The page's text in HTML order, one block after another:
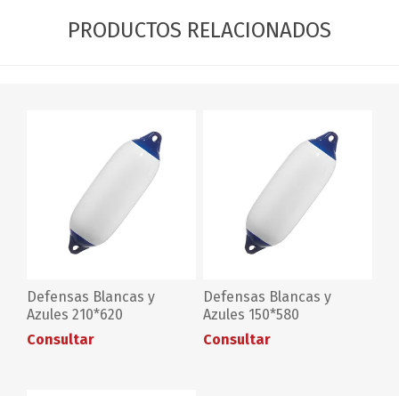
PRODUCTOS RELACIONADOS
Defensas Blancas y
Azules 210*620
Consultar
Defensas Blancas y
Azules 150*580
Consultar